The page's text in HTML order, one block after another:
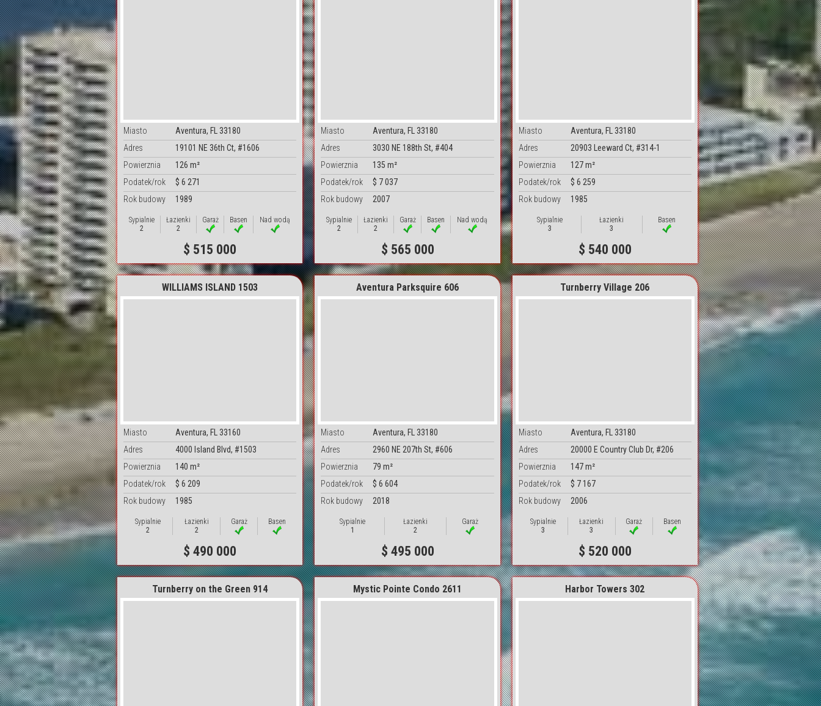
Miasto
Aventura, FL 33180
Adres
19101 NE 36th Ct, #1606
Powierznia
126 m²
Podatek/rok
$ 6 271
Rok budowy
1989
Sypialnie
2
Łazienki
2
Garaż Basen Nad wodą
$ 515 000
Miasto
Aventura, FL 33180
Adres
3030 NE 188th St, #404
Powierznia
135 m²
Podatek/rok
$ 7 037
Rok budowy
2007
Sypialnie
2
Łazienki
2
Garaż Basen Nad wodą
$ 565 000
Miasto
Aventura, FL 33180
Adres
20903 Leeward Ct, #314-1
Powierznia
127 m²
Podatek/rok
$ 6 259
Rok budowy
1985
Sypialnie
3
Łazienki
3
Basen
$ 540 000
WILLIAMS ISLAND 1503
Miasto
Aventura, FL 33160
Adres
4000 Island Blvd, #1503
Powierznia
140 m²
Podatek/rok
$ 6 209
Rok budowy
1985
Sypialnie
2
Łazienki
2
Garaż Basen
$ 490 000
Aventura Parksquire 606
Miasto
Aventura, FL 33180
Adres
2960 NE 207th St, #606
Powierznia
79 m²
Podatek/rok
$ 6 604
Rok budowy
2018
Sypialnie
1
Łazienki
2
Garaż
$ 495 000
Turnberry Village 206
Miasto
Aventura, FL 33180
Adres
20000 E Country Club Dr, #206
Powierznia
147 m²
Podatek/rok
$ 7 167
Rok budowy
2006
Sypialnie
3
Łazienki
3
Garaż Basen
$ 520 000
Turnberry on the Green 914 Mystic Pointe Condo 2611 Harbor Towers 302